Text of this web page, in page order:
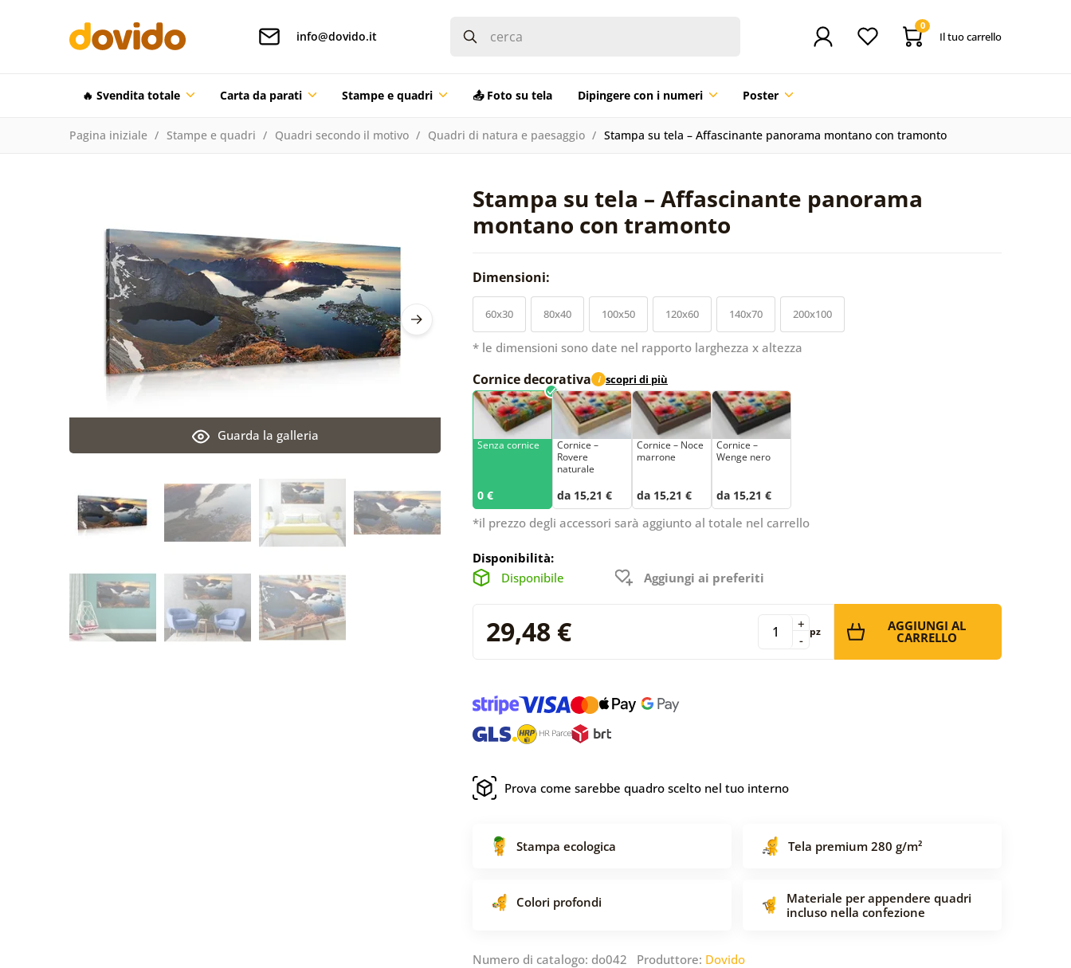
info@dovido.it
0
Il tuo carrello
🔥 Svendita totale Carta da parati Stampe e quadri 📤 Foto su tela Dipingere con i numeri Poster
Pagina iniziale Stampe e quadri Quadri secondo il motivo Quadri di natura e paesaggio Stampa su tela – Affascinante panorama montano con tramonto
Stampa su tela – Affascinante panorama
montano con tramonto
Guarda la galleria
Dimensioni:
60x30 80x40 100x50 120x60 140x70 200x100
* le dimensioni sono date nel rapporto larghezza x altezza
Cornice decorativa i scopri di più
Senza cornice
0 €
Cornice –
Rovere
naturale
da 15,21 €
Cornice – Noce
marrone
da 15,21 €
Cornice –
Wenge nero
da 15,21 €
*il prezzo degli accessori sarà aggiunto al totale nel carrello
Disponibilità:
Disponibile
Aggiungi ai preferiti
29,48 € -
+ pz AGGIUNGI AL
CARRELLO
Prova come sarebbe quadro scelto nel tuo interno
Stampa ecologica Tela premium 280 g/m²
Colori profondi
Materiale per appendere quadri
incluso nella confezione
Numero di catalogo: do042 Produttore: Dovido